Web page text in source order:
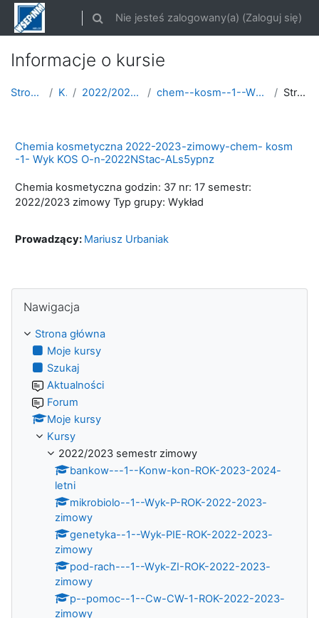
Przejdź do głównej zawartości
Przełącznik wyszukiwarki
Nie jesteś zalogowany(a) (Zaloguj się)
Informacje o kursie
Strona główna Kursy 2022/2023 semestr zimowy chem--kosm--1--Wyk-K-ROK-2022-2023-zimowy Streszczenie
Chemia kosmetyczna 2022-2023-zimowy-chem- kosm
-1- Wyk KOS O-n-2022NStac-ALs5ypnz
Chemia kosmetyczna godzin: 37 nr: 17 semestr:
2022/2023 zimowy Typ grupy: Wykład
Prowadzący: Mariusz Urbaniak
Nawigacja
Strona główna
Moje kursy
Szukaj
Aktualności
Forum
Moje kursy
Kursy
2022/2023 semestr zimowy
bankow---1--Konw-kon-ROK-2023-2024-
letni
mikrobiolo--1--Wyk-P-ROK-2022-2023-
zimowy
genetyka--1--Wyk-PIE-ROK-2022-2023-
zimowy
pod-rach---1--Wyk-ZI-ROK-2022-2023-
zimowy
p--pomoc--1--Cw-CW-1-ROK-2022-2023-
zimowy